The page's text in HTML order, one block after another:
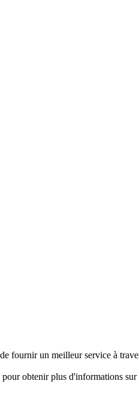
fournir un meilleur service à
pour obtenir plus d'informations sur